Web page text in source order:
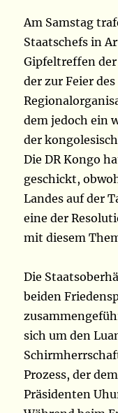
Am Samstag
Staatschefs in
Gipfeltreffen der
der zur Feier
dem jedoch ein
der
Die DR Kongo
geschickt,
Landes auf der
eine der
mit diesem
Die
beiden
sich um den
Prozess, der
Präsidenten